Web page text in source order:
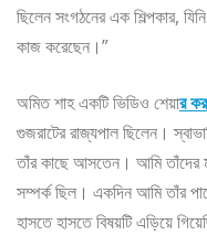
ছিলেন সংগঠনের এক শিল্পকার,
কাজ করেছেন।”
অমিত শাহ একটি ভিডিও শেয়ার কর
গুজরাটের রাজ্যপাল ছিলেন।
তাঁর কাছে আসতেন। আমি তাঁদের
সম্পর্ক ছিল। একদিন আমি তাঁর
হাসতে হাসতে বিষয়টি এড়িয়ে